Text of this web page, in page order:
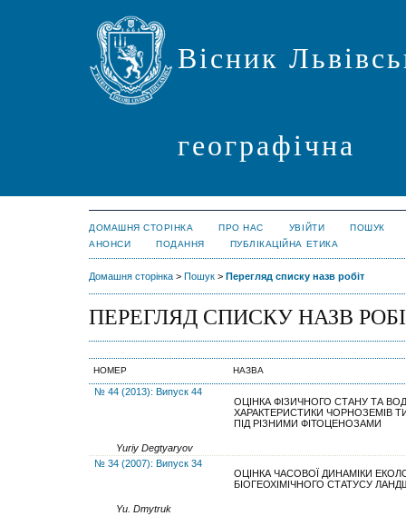
Вісник
географічна
ДОМАШНЯ СТОРІНКА ПРО НАС УВІЙТИ
ПОШУК
АНОНСИ
ПОДАННЯ ПУБЛІКАЦІЙНА ЕТИКА
Домашня сторінка > Пошук > Перегляд списку назв робіт
ПЕРЕГЛЯД СПИСКУ НАЗВ
НОМЕР НАЗВА
№ 44 (2013): Випуск 44
ОЦІНКА ФІЗИЧНОГО СТАНУ ТА
ХАРАКТЕРИСТИКИ ЧОРНОЗЕМІВ
ПІД РІЗНИМИ ФІТОЦЕНОЗАМИ
Yuriy Degtyaryov
№ 34 (2007): Випуск 34
ОЦІНКА ЧАСОВОЇ ДИНАМІКИ
БІОГЕОХІМІЧНОГО СТАТУСУ
Yu. Dmytruk